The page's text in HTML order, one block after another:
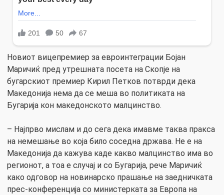
Новиот вицепремиер за евроинтеграции Бојан
Маричиќ пред утрешната посета на Скопје на
бугарскиот премиер Кирил Петков потврди дека
Македонија нема да се меша во политиката на
Бугарија кон македонското малцинство.
– Најпрво мислам и до сега дека имавме таква пракса
на немешање во која било соседна држава. Не е на
Македонија да кажува каде какво малцинство има во
регионот, а тоа е случај и со Бугарија, рече Маричиќ
како одговор на новинарско прашање на заедничката
прес-конференција со министерката за Европа на